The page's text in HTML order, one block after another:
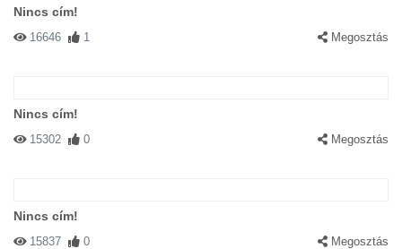
Nincs cím!
16646 1 Megosztás
Nincs cím!
15302 0 Megosztás
Nincs cím!
15837 0 Megosztás